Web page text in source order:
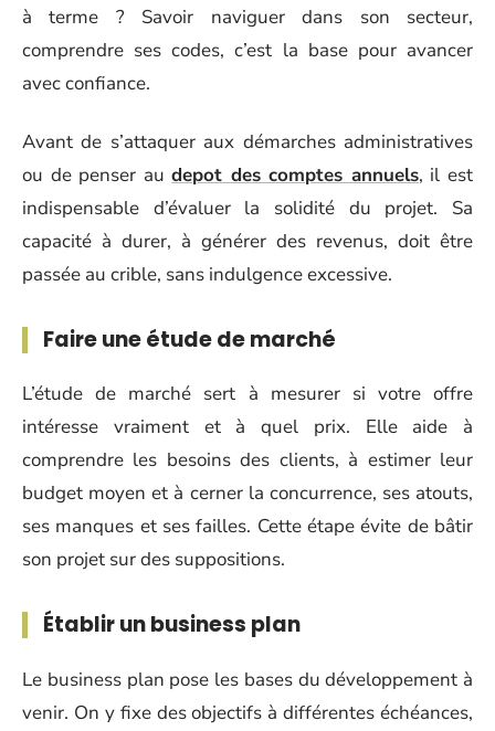
à terme ? Savoir naviguer dans son secteur,
comprendre ses codes, c’est la base pour avancer
avec confiance.
Avant de s’attaquer aux démarches administratives
ou de penser audepot des comptes annuels, il est
indispensable d’évaluer la solidité du projet. Sa
capacité à durer, à générer des revenus, doit être
passée au crible, sans indulgence excessive.
Faire une étude de marché
L’étude de marché sert à mesurer si votre offre
intéresse vraiment et à quel prix. Elle aide à
comprendre les besoins des clients, à estimer leur
budget moyen et à cerner la concurrence, ses atouts,
ses manques et ses failles. Cette étape évite de bâtir
son projet sur des suppositions.
Établir un business plan
Le business plan pose les bases du développement à
venir. On y fixe des objectifs à différentes échéances,